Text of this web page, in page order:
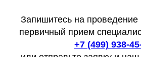
Запишитесь на
первичный прием
+7 (499) 938-